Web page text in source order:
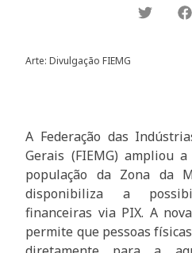
Arte: Divulgação FIEMG
A Federação das
Gerais (FIEMG) ampliou
população da Zona da
disponibiliza a
financeiras via PIX. A
permite que pessoas